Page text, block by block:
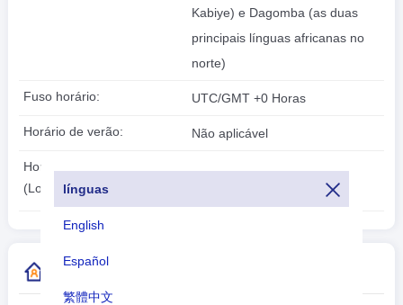
línguas
English
Español
繁體中文
Kabiye) e Dagomba (as duas
principais línguas africanas no
norte)
Fuso horário: UTC/GMT +0 Horas
Horário de verão: Não aplicável
Horário local:
(Lomé)
2026-08-09
Mais informações do código do país